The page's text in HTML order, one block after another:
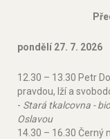
pondělí 27. 7. 2026
12.30 – 13.30 Petr
pravdou, lží a
- Stará tkalcovna -
Oslavou
14.30 – 16.30 Černý